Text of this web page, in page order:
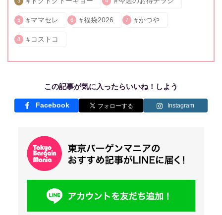
5 ママセレ 6 福袋2026 7 かつや
8 コストコ
この記事が気に入ったらいいね！しよう
Facebook Instagram